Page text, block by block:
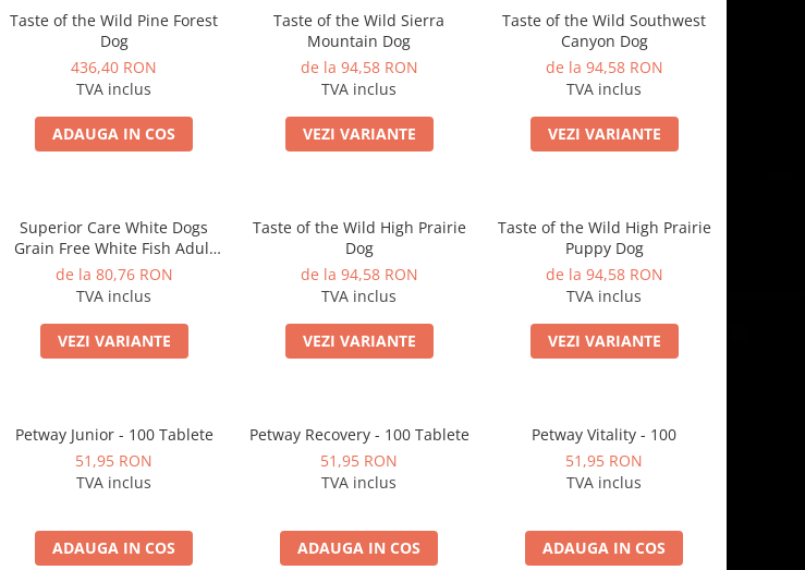
Taste of the Wild Pine Forest
Dog
436,40 RON
TVA inclus
ADAUGA IN COS
Taste of the Wild Sierra
Mountain Dog
de la 94,58 RON
TVA inclus
VEZI VARIANTE
Taste of the Wild Southwest
Canyon Dog
de la 94,58 RON
TVA inclus
VEZI VARIANTE
Superior Care White Dogs
Grain Free White Fish Adult
Small&Mini Breeds
de la 80,76 RON
TVA inclus
VEZI VARIANTE
Taste of the Wild High Prairie
Dog
de la 94,58 RON
TVA inclus
VEZI VARIANTE
Taste of the Wild High Prairie
Puppy Dog
de la 94,58 RON
TVA inclus
VEZI VARIANTE
Petway Junior - 100 Tablete
51,95 RON
TVA inclus
ADAUGA IN COS
Petway Recovery - 100 Tablete
51,95 RON
TVA inclus
ADAUGA IN COS
Petway Vitality - 100
51,95 RON
TVA inclus
ADAUGA IN COS